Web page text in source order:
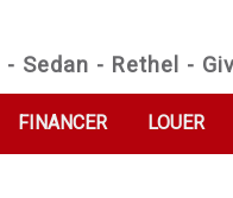
Sedan - Rethel -
FINANCER LOUER